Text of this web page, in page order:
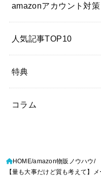
amazonアカウント対策
人気記事TOP10
特典
コラム
HOME amazon物販ノウハウ
【量も大事だけど質も考えて】